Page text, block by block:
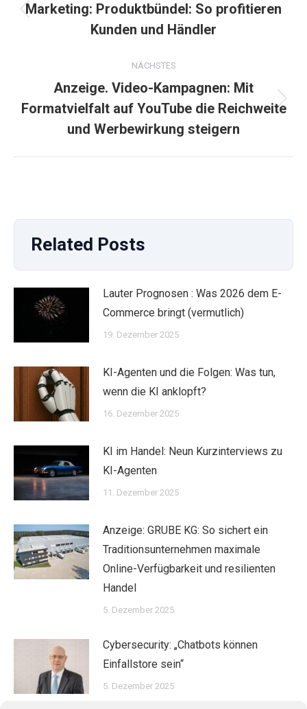
Vorheriger
Beitrag:
Marketing: Produktbündel: So profitieren
Kunden und Händler
NÄCHSTES
Nächster
Beitrag:
Anzeige. Video-Kampagnen: Mit
Formatvielfalt auf YouTube die Reichweite
und Werbewirkung steigern
Related Posts
Lauter Prognosen : Was 2026 dem E-
Commerce bringt (vermutlich)
19. Dezember 2025
KI-Agenten und die Folgen: Was tun,
wenn die KI anklopft?
16. Dezember 2025
KI im Handel: Neun Kurzinterviews zu
KI-Agenten
11. Dezember 2025
Anzeige: GRUBE KG: So sichert ein
Traditionsunternehmen maximale
Online-Verfügbarkeit und resilienten
Handel
5. Dezember 2025
Cybersecurity: „Chatbots können
Einfallstore sein“
5. Dezember 2025